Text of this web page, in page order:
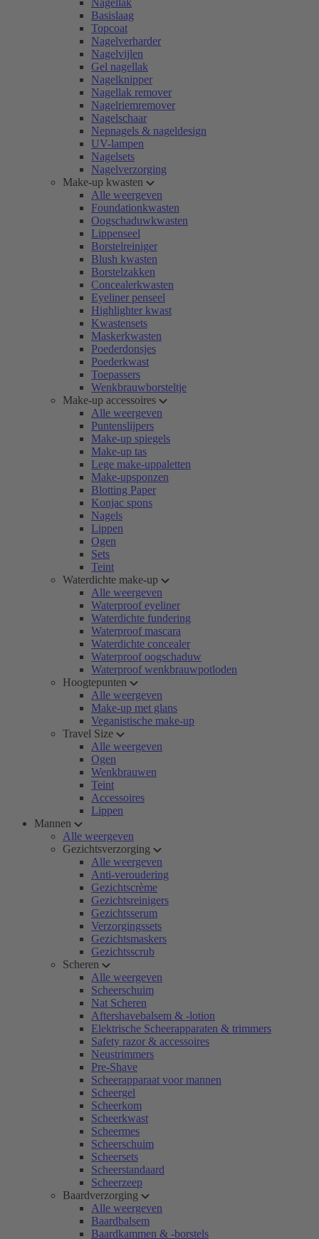
Nagellak
Basislaag
Topcoat
Nagelverharder
Nagelvijlen
Gel nagellak
Nagelknipper
Nagellak remover
Nagelriemremover
Nagelschaar
Nepnagels & nageldesign
UV-lampen
Nagelsets
Nagelverzorging
Make-up kwasten
Alle weergeven
Foundationkwasten
Oogschaduwkwasten
Lippenseel
Borstelreiniger
Blush kwasten
Borstelzakken
Concealerkwasten
Eyeliner penseel
Highlighter kwast
Kwastensets
Maskerkwasten
Poederdonsjes
Poederkwast
Toepassers
Wenkbrauwborsteltje
Make-up accessoires
Alle weergeven
Puntenslijpers
Make-up spiegels
Make-up tas
Lege make-uppaletten
Make-upsponzen
Blotting Paper
Konjac spons
Nagels
Lippen
Ogen
Sets
Teint
Waterdichte make-up
Alle weergeven
Waterproof eyeliner
Waterdichte fundering
Waterproof mascara
Waterdichte concealer
Waterproof oogschaduw
Waterproof wenkbrauwpotloden
Hoogtepunten
Alle weergeven
Make-up met glans
Veganistische make-up
Travel Size
Alle weergeven
Ogen
Wenkbrauwen
Teint
Accessoires
Lippen
Mannen
Alle weergeven
Gezichtsverzorging
Alle weergeven
Anti-veroudering
Gezichtscrème
Gezichtsreinigers
Gezichtsserum
Verzorgingssets
Gezichtsmaskers
Gezichtsscrub
Scheren
Alle weergeven
Scheerschuim
Nat Scheren
Aftershavebalsem & -lotion
Elektrische Scheerapparaten & trimmers
Safety razor & accessoires
Neustrimmers
Pre-Shave
Scheerapparaat voor mannen
Scheergel
Scheerkom
Scheerkwast
Scheermes
Scheerschuim
Scheersets
Scheerstandaard
Scheerzeep
Baardverzorging
Alle weergeven
Baardbalsem
Baardkammen & -borstels